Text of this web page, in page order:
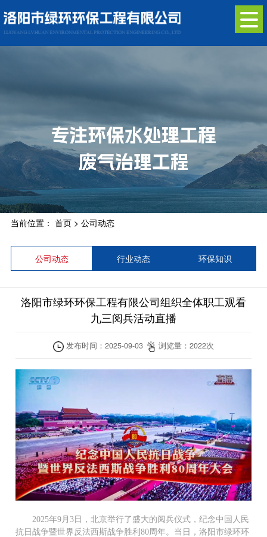
当前位置： 首页> 公司动态
公司动态 行业动态 环保知识
洛阳市绿环环保工程有限公司组织全体职工观看
九三阅兵活动直播
浏览量：2022次
2025年9月3日，北京举行了盛大的阅兵仪式，纪念中国人民
抗日战争暨世界反法西斯战争胜利80周年。当日，洛阳市绿环环